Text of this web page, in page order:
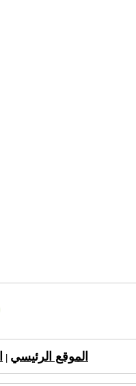
الموقع الرئيسي